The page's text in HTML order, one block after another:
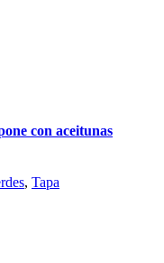
con aceitunas
, Tapa